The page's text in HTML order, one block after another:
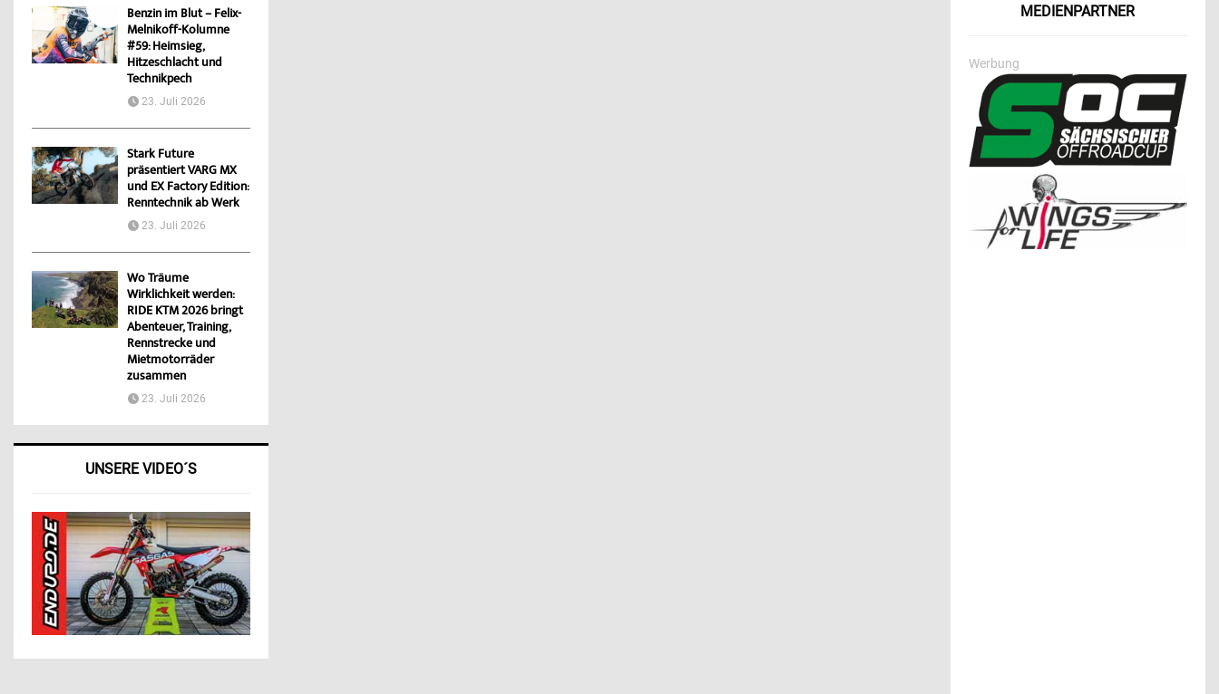
Benzin im Blut – Felix-
Melnikoff-Kolumne
#59: Heimsieg,
Hitzeschlacht und
Technikpech
23. Juli 2026
Stark Future
präsentiert VARG MX
und EX Factory Edition:
Renntechnik ab Werk
23. Juli 2026
Wo Träume
Wirklichkeit werden:
RIDE KTM 2026 bringt
Abenteuer, Training,
Rennstrecke und
Mietmotorräder
zusammen
23. Juli 2026
UNSERE VIDEO´S
MEDIENPARTNER
Werbung